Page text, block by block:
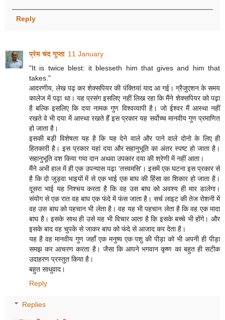
Reply
प्रेम चंद गुप्ता 11 January
"It is twice blest: it blesseth him that gives and him that
takes."
आदरणीय, लेख पढ़ कर शेक्सपियर की पंक्तियां याद आ गई। ग्रैजुएशन के समय
कालेज में पढ़ा था। यह प्रसंग इसलिए नहीं लिख रहा कि मैंने शेक्सपियर को पढ़ा
है बल्कि इसलिए कि दया नामक गुण विश्वव्यापी है। जो ईश्वर मैं आस्था नहीं
रखते वे भी दया में आस्था रखते हैं इस प्रकार यह सर्वोच्च मानवीय गुण प्रमाणित
हो जाता है।
इसकी बड़ी विशेषता यह है कि यह देने वाले और पाने वाले दोनो के लिए ही
हितकारी है। इस प्रकार यहां दया और सहानुभूति का अंतर स्पष्ट हो जाता है।
सहानुभूति वश किया गया दान अथवा उपकार दया की श्रेणी में नहीं आता।
मैंने अभी हाल में ही एक उपन्यास पढ़ा 'तत्त्वमसि'। इसमें एक घटना इस प्रकार से
है कि दो जुड़वा भाइयों में से एक भाई एक बाघ की हिंसा का शिकार हो जाता है।
दूसरा भाई यह निश्चय करता है कि वह उस बाघ को अवश्य ही मार डालेगा।
संयोग से एक रात वह बाघ एक फंदे में फंस जाता है। सर्च लाइट की तेज रोशनी में
वह उस बाघ को पहचान भी लेता है। वह यह भी पहचान लेता है कि वह एक मादा
बाघ है। इसके साथ ही उसे यह भी विचार आता है कि इसके बच्चे भी होंगे। और
इसके बाद वह चुपके से जाकर बाघ को फंदे से आजाद कर देता है।
यह है वह मानवीय गुण जहाँ एक मनुष्य एक पशु की पीड़ा को भी अपनी ही पीड़ा
समझ कर आचरण करता है। जैसा कि आपने भगवान कृष्ण का बहुत ही सटीक
उदाहरण प्रस्तुत किया है।
बहुत साधुवाद।
Reply
Replies